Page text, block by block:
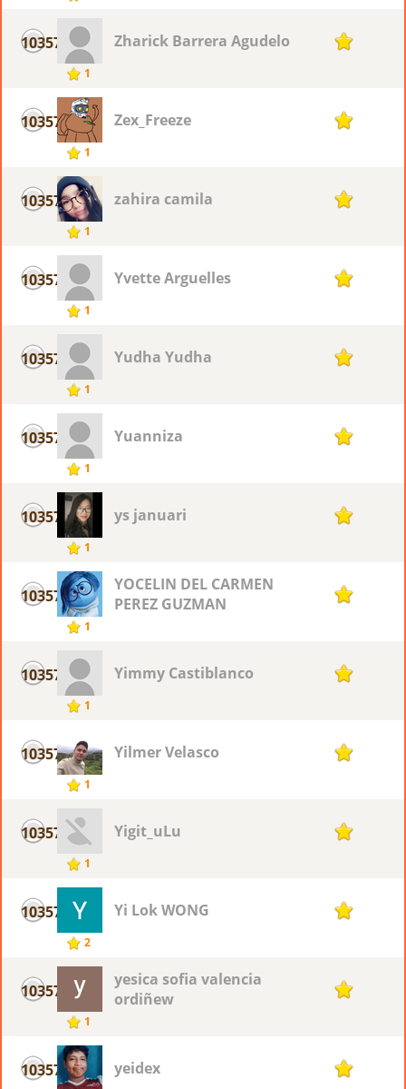
10357
1
Zharick Barrera Agudelo 1
10357
1
Zex_Freeze 1
10357
1
zahira camila 1
10357
1
Yvette Arguelles 1
10357
1
Yudha Yudha 1
10357
1
Yuanniza 1
10357
1
ys januari 1
10357
1
YOCELIN DEL CARMEN
PEREZ GUZMAN
1
10357
1
Yimmy Castiblanco 1
10357
1
Yilmer Velasco 1
10357
1
Yigit_uLu 1
10357
2
Yi Lok WONG 1
10357
1
yesica sofia valencia
ordiñew
1
10357 yeidex 1